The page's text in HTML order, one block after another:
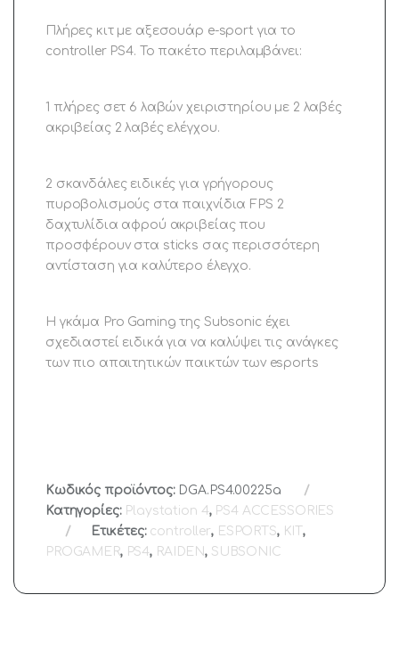
Πλήρες κιτ με αξεσουάρ e-sport για το
controller PS4. Το πακέτο περιλαμβάνει:
1 πλήρες σετ 6 λαβών χειριστηρίου με 2 λαβές
ακριβείας 2 λαβές ελέγχου.
2 σκανδάλες ειδικές για γρήγορους
πυροβολισμούς στα παιχνίδια FPS 2
δαχτυλίδια αφρού ακριβείας που
προσφέρουν στα sticks σας περισσότερη
αντίσταση για καλύτερο έλεγχο.
Η γκάμα Pro Gaming της Subsonic έχει
σχεδιαστεί ειδικά για να καλύψει τις ανάγκες
των πιο απαιτητικών παικτών των esports
Κωδικός προϊόντος: DGA.PS4.00225a
Κατηγορίες: Playstation 4, PS4 ACCESSORIES
Ετικέτες: controller, ESPORTS, KIT,
PROGAMER, PS4, RAIDEN, SUBSONIC